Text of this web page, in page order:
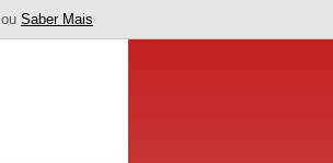
Saber Mais